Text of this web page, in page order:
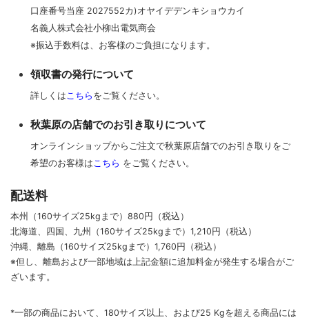
口座番号当座 2027552カ)オヤイデデンキショウカイ
名義人株式会社小柳出電気商会
※振込手数料は、お客様のご負担になります。
領収書の発行について
詳しくはこちら をご覧ください。
秋葉原の店舗でのお引き取りについて
オンラインショップからご注文で秋葉原店舗でのお引き取りをご
希望のお客様はこちら をご覧ください。
配送料
本州（160サイズ25kgまで）880円（税込）
北海道、四国、九州
（160サイズ25kgまで） 1,210円（税込）
沖縄、離島 （160サイズ25kgまで） 1,760円（税込）
※但し、離島および一部地域は上記金額に追加料金が発生する場合がご
ざいます。
*一部の商品において、180サイズ以上、および25 Kgを超える商品には